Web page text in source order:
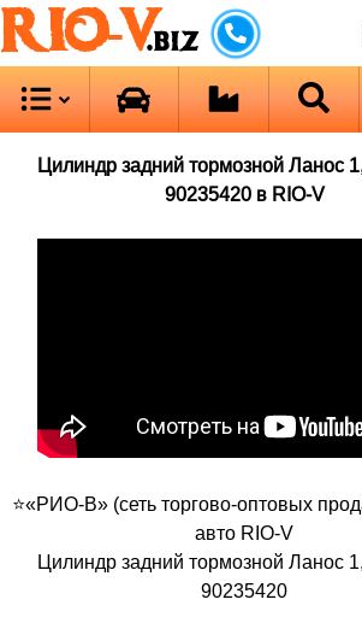
RIO-V.biz
Цилиндр задний тормозной Ланос
90235420 в RIO-V
⭐«РИО-В» (сеть торгово-оптовых
авто RIO-V
Цилиндр задний тормозной Ланос
90235420